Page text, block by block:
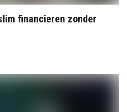
financieren zonder